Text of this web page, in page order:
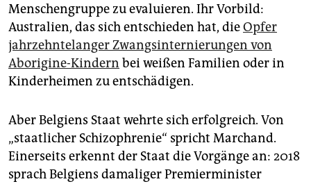
Menschengruppe zu evaluieren. Ihr Vorbild:
Australien, das sich entschieden hat, dieOpfer
jahrzehntelanger Zwangsinternierungen von
Aborigine-Kindern bei weißen Familien oder in
Kinderheimen zu entschädigen.
Aber Belgiens Staat wehrte sich erfolgreich. Von
„staatlicher Schizophrenie“ spricht Mar­chand.
Einerseits erkennt der Staat die Vorgänge an: 2018
sprach Belgiens damaliger Premierminister